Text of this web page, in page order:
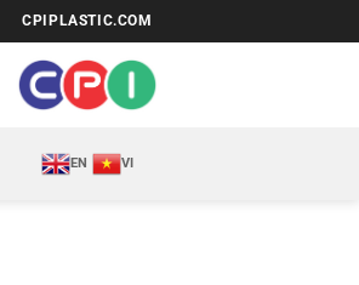
CPIPLASTIC.COM
EN VI